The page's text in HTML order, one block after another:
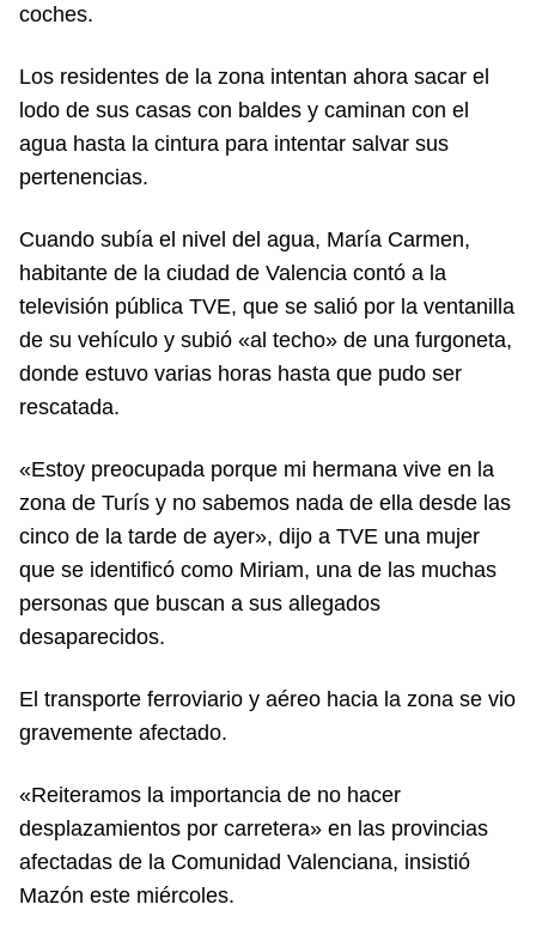
coches.
Los residentes de la zona intentan ahora sacar el
lodo de sus casas con baldes y caminan con el
agua hasta la cintura para intentar salvar sus
pertenencias.
Cuando subía el nivel del agua, María Carmen,
habitante de la ciudad de Valencia contó a la
televisión pública TVE, que se salió por la ventanilla
de su vehículo y subió «al techo» de una furgoneta,
donde estuvo varias horas hasta que pudo ser
rescatada.
«Estoy preocupada porque mi hermana vive en la
zona de Turís y no sabemos nada de ella desde las
cinco de la tarde de ayer», dijo a TVE una mujer
que se identificó como Miriam, una de las muchas
personas que buscan a sus allegados
desaparecidos.
El transporte ferroviario y aéreo hacia la zona se vio
gravemente afectado.
«Reiteramos la importancia de no hacer
desplazamientos por carretera» en las provincias
afectadas de la Comunidad Valenciana, insistió
Mazón este miércoles.